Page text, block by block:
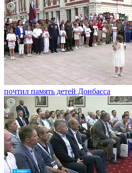
почтил память детей Донбасса